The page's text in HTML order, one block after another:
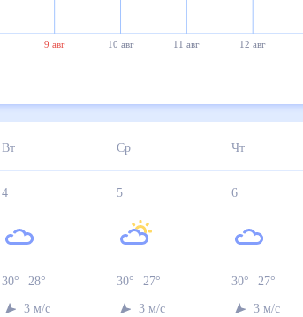
9 авг 10 авг 11 авг 12 авг
Вт Ср Чт
4
30° 28
3 м/с
5
30° 27
3 м/с
6
30° 27
3 м/с